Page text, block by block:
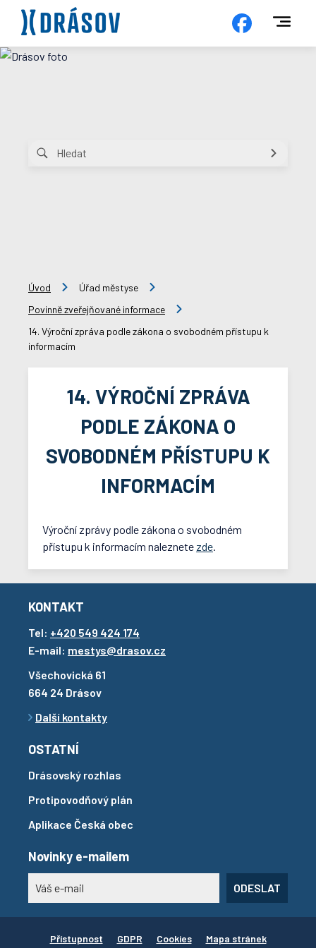
Úvod
Úřad městyse
Povinně zveřejňované informace
14. Výroční zpráva podle zákona o svobodném přístupu k
informacím
14. VÝROČNÍ ZPRÁVA
PODLE ZÁKONA O
SVOBODNÉM PŘÍSTUPU K
INFORMACÍM
Výroční zprávy podle zákona o svobodném
přístupu k informacím naleznete zde.
KONTAKT
Tel: +420 549 424 174
E-mail: mestys@drasov.cz
Všechovická 61
664 24 Drásov
Další kontakty
OSTATNÍ
Drásovský rozhlas
Protipovodňový plán
Aplikace Česká obec
Novinky e-mailem
ODESLAT
Přístupnost GDPR Cookies
Mapa stránek